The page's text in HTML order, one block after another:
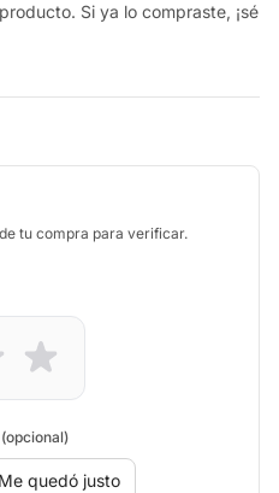
Si ya lo compraste, ¡sé
tu compra para verificar.
(opcional)
Me quedó justo